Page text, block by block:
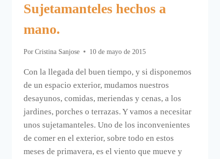
Sujetamanteles hechos a
mano.
Por Cristina Sanjose 10 de mayo de 2015
Con la llegada del buen tiempo, y si disponemos
de un espacio exterior, mudamos nuestros
desayunos, comidas, meriendas y cenas, a los
jardines, porches o terrazas. Y vamos a necesitar
unos sujetamanteles. Uno de los inconvenientes
de comer en el exterior, sobre todo en estos
meses de primavera, es el viento que mueve y